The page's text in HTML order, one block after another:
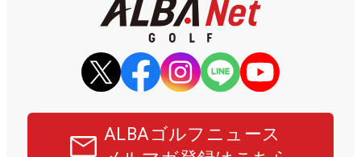
ALBAゴルフニュース